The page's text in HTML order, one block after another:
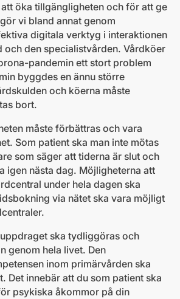
öka tillgängligheten och för att ge
vi bland annat genom
digitala verktyg i interaktionen
och den specialistvården. Vårdköer
pandemin ett stort problem
byggdes en ännu större
och köerna måste
bort.
måste förbättras och vara
Som patient ska man inte mötas
som säger att tiderna är slut och
igen nästa dag. Möjligheterna att
under hela dagen ska
via nätet ska vara möjligt
ska tydliggöras och
genom hela livet. Den
inom primärvården ska
Det innebär att du som patient ska
psykiska åkommor på din